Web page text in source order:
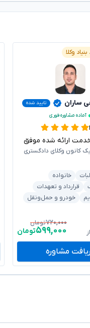
وکلا
ساران
تایید شده
آماده مشاوره فوری
ارائه شده موفق
کانون وکلای دادگستری
خانواده
قرارداد و تعهدات
خودرو و حمل‌ونقل
۷۲۰,۰۰۰تومان
۵۹۹,۰۰۰تومان
مشاوره